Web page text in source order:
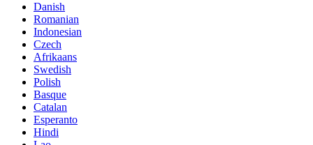
Danish
Romanian
Indonesian
Czech
Afrikaans
Swedish
Polish
Basque
Catalan
Esperanto
Hindi